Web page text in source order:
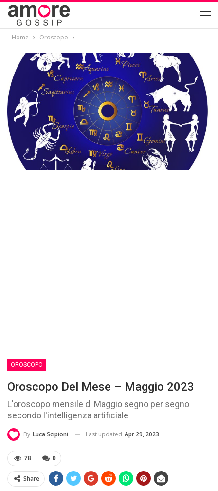
Home Oroscopo
OROSCOPO
Oroscopo Del Mese – Maggio 2023
L'oroscopo mensile di Maggio segno per segno
secondo l'intelligenza artificiale
By Luca Scipioni Last updated Apr 29, 2023
0
78
Share